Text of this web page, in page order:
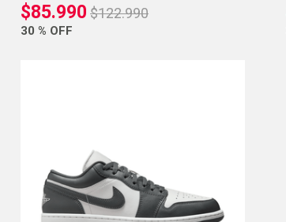
$85.990 $122.990
30 % OFF